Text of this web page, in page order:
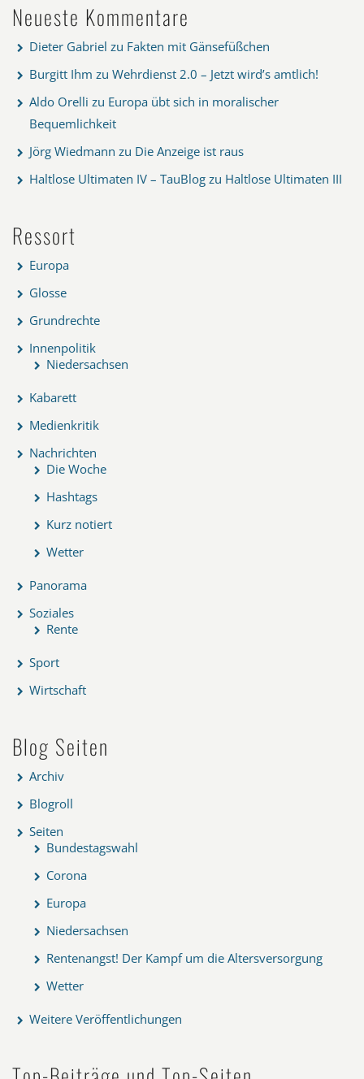
Neueste Kommentare
Dieter Gabriel zu Fakten mit Gänsefüßchen
Burgitt Ihm zu Wehrdienst 2.0 – Jetzt wird’s amtlich!
Aldo Orelli zu Europa übt sich in moralischer
Bequemlichkeit
Jörg Wiedmann zu Die Anzeige ist raus
Haltlose Ultimaten IV – TauBlog zu Haltlose Ultimaten III
Ressort
Europa
Glosse
Grundrechte
Innenpolitik
Niedersachsen
Kabarett
Medienkritik
Nachrichten
Die Woche
Hashtags
Kurz notiert
Wetter
Panorama
Soziales
Rente
Sport
Wirtschaft
Blog Seiten
Archiv
Blogroll
Seiten
Bundestagswahl
Corona
Europa
Niedersachsen
Rentenangst! Der Kampf um die Altersversorgung
Wetter
Weitere Veröffentlichungen